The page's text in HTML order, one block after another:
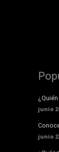
junio
junio